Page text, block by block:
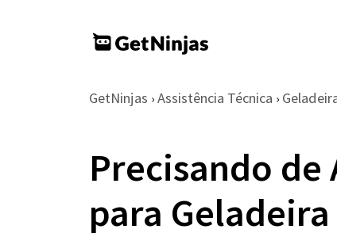
GetNinjas › Assistência Técnica ›
Precisando de
para